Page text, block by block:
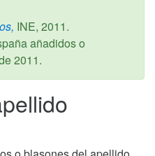
INE, 2011.
añadidos o
2011.